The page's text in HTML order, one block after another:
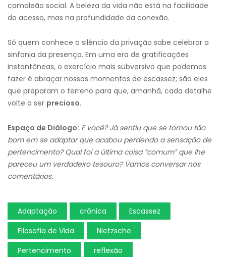
camaleão social. A beleza da vida não está na facilidade
do acesso, mas na profundidade da conexão.
Só quem conhece o silêncio da privação sabe celebrar a
sinfonia da presença. Em uma era de gratificações
instantâneas, o exercício mais subversivo que podemos
fazer é abraçar nossos momentos de escassez; são eles
que preparam o terreno para que, amanhã, cada detalhe
volte a ser precioso.
Espaço de Diálogo: E você? Já sentiu que se tornou tão
bom em se adaptar que acabou perdendo a sensação de
pertencimento? Qual foi a última coisa “comum” que lhe
pareceu um verdadeiro tesouro? Vamos conversar nos
comentários.
Adaptação crônica
Escassez
Filosofia de Vida
Nietzsche
Pertencimento
reflexão